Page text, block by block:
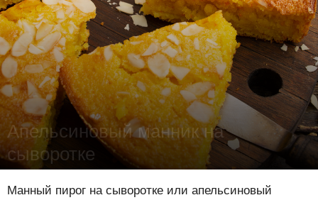
Апельсиновый манник на
сыворотке
Манный пирог на сыворотке или апельсиновый